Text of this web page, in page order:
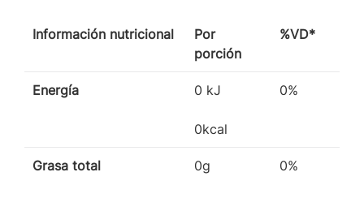
Información nutricional
Por
porción
%VD*
Energía 0 kJ
0kcal
0%
Grasa total 0g 0%